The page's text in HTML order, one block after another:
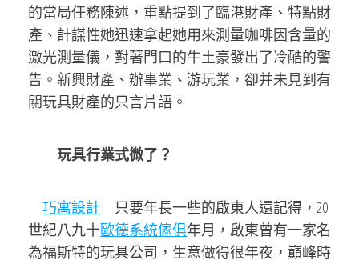
的當局任務陳述，重點提到了臨港財產、特點財
產、計謀性她迅速拿起她用來測量咖啡因含量的
激光測量儀，對著門口的牛土豪發出了冷酷的警
告。新興財產、辦事業、游玩業，卻并未見到有
關玩具財產的只言片語。
玩具行業式微了？
巧寓設計 只要年長一些的啟東人還記得，20
世紀八九十歐德系統傢俱年月，啟東曾有一家名
為福斯特的玩具公司，生意做得很年夜，巔峰時